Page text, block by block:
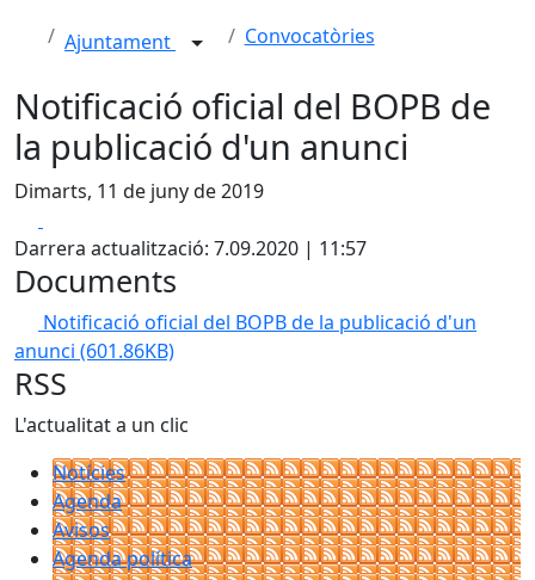
Ajuntament Convocatòries
Notificació oficial del BOPB de
la publicació d'un anunci
Dimarts, 11 de juny de 2019
Darrera actualització: 7.09.2020 | 11:57
Documents
Notificació oficial del BOPB de la publicació d'un
anunci (601.86KB)
RSS
L'actualitat a un clic
Notícies
Agenda
Avisos
Agenda política